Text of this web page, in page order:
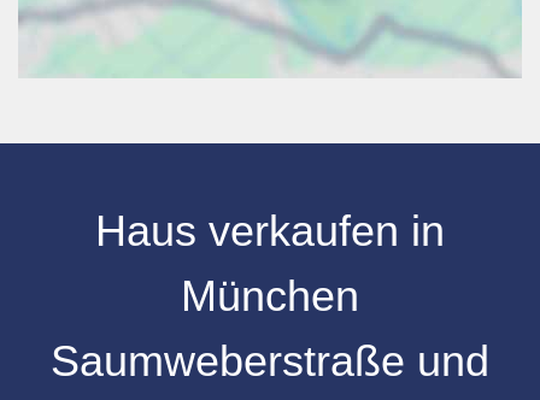
Haus verkaufen in
München
Saumweberstraße und